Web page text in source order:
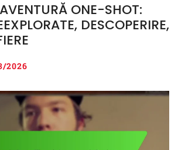
ONE-SHOT:
DESCOPERIRE,
2026